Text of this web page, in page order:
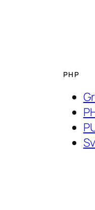
PHP